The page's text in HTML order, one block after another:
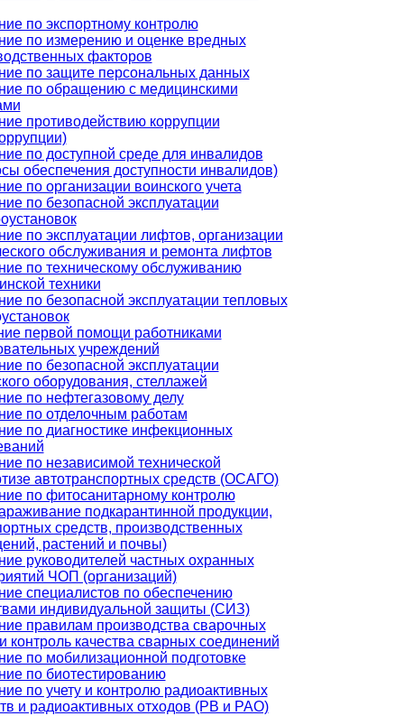
по экспортному контролю
по измерению и оценке вредных
факторов
по защите персональных данных
по обращению с медицинскими
противодействию коррупции
по доступной среде для инвалидов
обеспечения доступности инвалидов)
по организации воинского учета
по безопасной эксплуатации
по эксплуатации лифтов, организации
обслуживания и ремонта лифтов
по техническому обслуживанию
техники
по безопасной эксплуатации тепловых
первой помощи работниками
учреждений
по безопасной эксплуатации
оборудования, стеллажей
по нефтегазовому делу
по отделочным работам
по диагностике инфекционных
по независимой технической
автотранспортных средств (ОСАГО)
по фитосанитарному контролю
подкарантинной продукции,
средств, производственных
растений и почвы)
руководителей частных охранных
ЧОП (организаций)
специалистов по обеспечению
индивидуальной защиты (СИЗ)
правилам производства сварочных
контроль качества сварных соединений
по мобилизационной подготовке
по биотестированию
по учету и контролю радиоактивных
и радиоактивных отходов (РВ и РАО)